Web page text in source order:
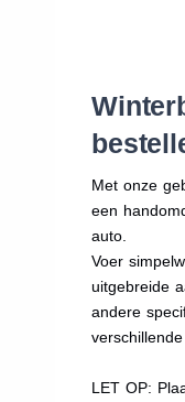
Met onze
een
auto.
Voer
uitgebreide
andere
verschillende
LET OP: